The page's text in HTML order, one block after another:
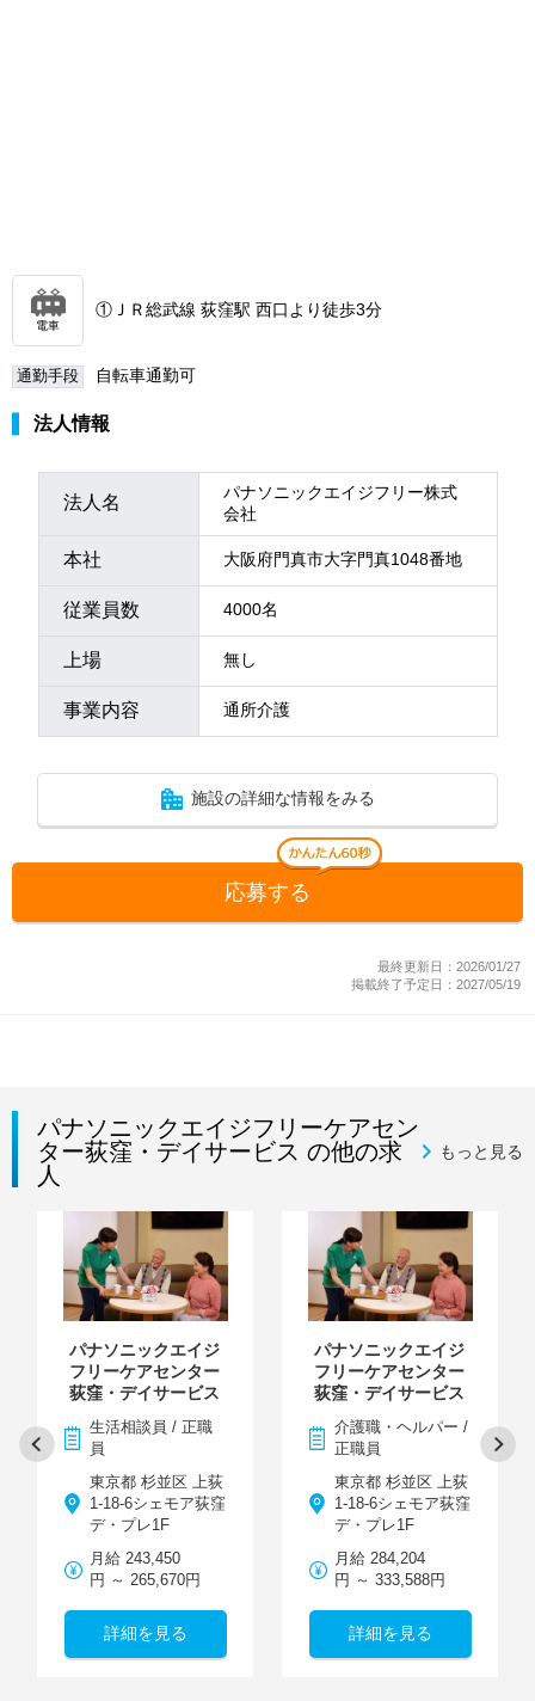
電車
①ＪＲ総武線 荻窪駅 西口より徒歩3分
通勤手段 自転車通勤可
法人情報
法人名
パナソニックエイジフリー株式
会社
本社 大阪府門真市大字門真1048番地
従業員数 4000名
上場 無し
事業内容 通所介護
施設の詳細な情報をみる
応募する
最終更新日：2026/01/27
掲載終了予定日：2027/05/19
パナソニックエイジフリーケアセン
ター荻窪・デイサービス の他の求
人
もっと見る
パナソニックエイジ
フリーケアセンター
荻窪・デイサービス
生活相談員 / 正職
員
東京都 杉並区 上荻
1-18-6シェモア荻窪
デ・プレ1F
月給 243,450
円 ～ 265,670円
詳細を見る
パナソニックエイジ
フリーケアセンター
荻窪・デイサービス
介護職・ヘルパー /
正職員
東京都 杉並区 上荻
1-18-6シェモア荻窪
デ・プレ1F
月給 284,204
円 ～ 333,588円
詳細を見る